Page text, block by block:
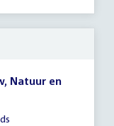
Natuur en